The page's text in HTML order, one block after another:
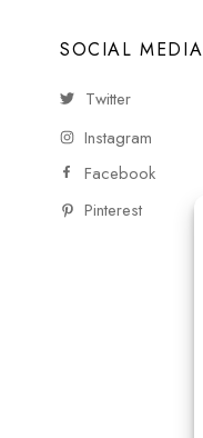
SOCIAL MEDIA
Twitter
Instagram
Facebook
Pinterest